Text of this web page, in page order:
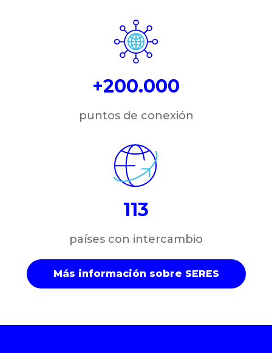
+200.000
puntos de conexión
113
países con intercambio
Más información sobre SERES